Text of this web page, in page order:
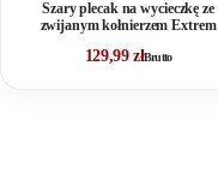
Szary plecak na wycieczkę ze
zwijanym kołnierzem Extrem
129,99 złBrutto